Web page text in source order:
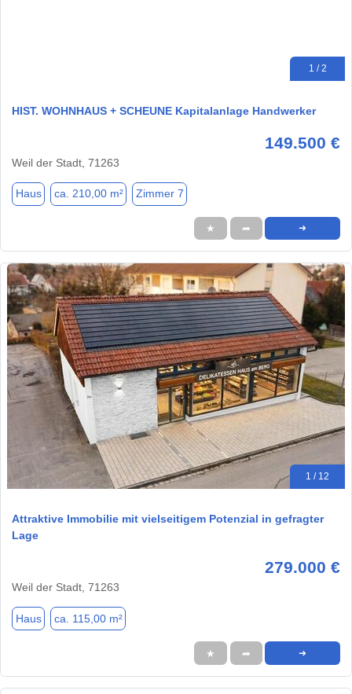
1 / 2
HIST. WOHNHAUS + SCHEUNE Kapitalanlage Handwerker
149.500 €
Weil der Stadt, 71263
Haus ca. 210,00 m² Zimmer 7
★ ➦ ➜
1 / 12
Attraktive Immobilie mit vielseitigem Potenzial in gefragter
Lage
279.000 €
Weil der Stadt, 71263
Haus ca. 115,00 m²
★ ➦ ➜